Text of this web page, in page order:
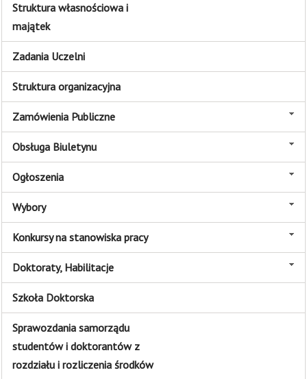
Struktura własnościowa i
majątek
Zadania Uczelni
Struktura organizacyjna
Zamówienia Publiczne
Obsługa Biuletynu
Ogłoszenia
Wybory
Konkursy na stanowiska pracy
Doktoraty, Habilitacje
Szkoła Doktorska
Sprawozdania samorządu
studentów i doktorantów z
rozdziału i rozliczenia środków